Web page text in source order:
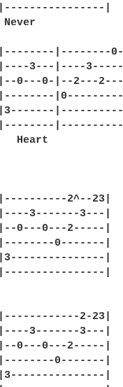
|
|--------
3---|----
0---0-|--2---2---
Heart
2^--23|
3-------3---|
0---0---2-----|
0-------|
|
|
2-23|
3-------3---|
0---0---2-----|
0-------|
|